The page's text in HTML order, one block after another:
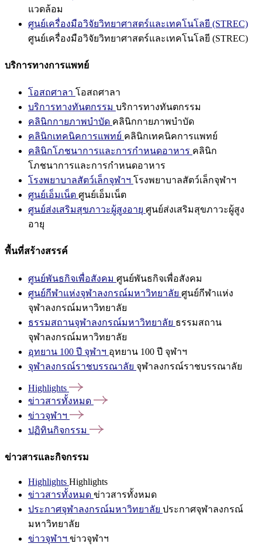
แวดล้อม
ศูนย์เครื่องมือวิจัยวิทยาศาสตร์และเทคโนโลยี (STREC)
ศูนย์เครื่องมือวิจัยวิทยาศาสตร์และเทคโนโลยี (STREC)
บริการทางการแพทย์
โอสถศาลา โอสถศาลา
บริการทางทันตกรรม บริการทางทันตกรรม
คลินิกกายภาพบำบัด คลินิกกายภาพบำบัด
คลินิกเทคนิคการแพทย์ คลินิกเทคนิคการแพทย์
คลินิกโภชนาการและการกำหนดอาหาร คลินิก
โภชนาการและการกำหนดอาหาร
โรงพยาบาลสัตว์เล็กจุฬาฯ โรงพยาบาลสัตว์เล็กจุฬาฯ
ศูนย์เอ็มเน็ต ศูนย์เอ็มเน็ต
ศูนย์ส่งเสริมสุขภาวะผู้สูงอายุ ศูนย์ส่งเสริมสุขภาวะผู้สูง
อายุ
พื้นที่สร้างสรรค์
ศูนย์พันธกิจเพื่อสังคม ศูนย์พันธกิจเพื่อสังคม
ศูนย์กีฬาแห่งจุฬาลงกรณ์มหาวิทยาลัย ศูนย์กีฬาแห่ง
จุฬาลงกรณ์มหาวิทยาลัย
ธรรมสถานจุฬาลงกรณ์มหาวิทยาลัย ธรรมสถาน
จุฬาลงกรณ์มหาวิทยาลัย
อุทยาน 100 ปี จุฬาฯ อุทยาน 100 ปี จุฬาฯ
จุฬาลงกรณ์ราชบรรณาลัย จุฬาลงกรณ์ราชบรรณาลัย
Highlights
ข่าวสารทั้งหมด
ข่าวจุฬาฯ
ปฏิทินกิจกรรม
ข่าวสารและกิจกรรม
Highlights Highlights
ข่าวสารทั้งหมด ข่าวสารทั้งหมด
ประกาศจุฬาลงกรณ์มหาวิทยาลัย ประกาศจุฬาลงกรณ์
มหาวิทยาลัย
ข่าวจุฬาฯ ข่าวจุฬาฯ